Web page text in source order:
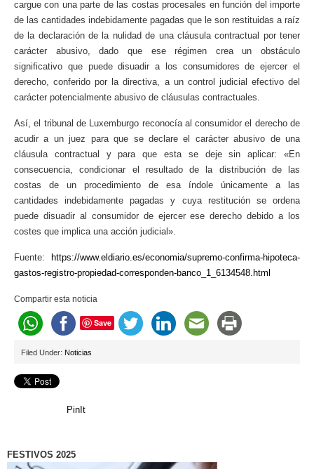
cargue con una parte de las costas procesales en función del importe
de las cantidades indebidamente pagadas que le son restituidas a raíz
de la declaración de la nulidad de una cláusula contractual por tener
carácter abusivo, dado que ese régimen crea un obstáculo
significativo que puede disuadir a los consumidores de ejercer el
derecho, conferido por la directiva, a un control judicial efectivo del
carácter potencialmente abusivo de cláusulas contractuales.
Así, el tribunal de Luxemburgo reconocía al consumidor el derecho de
acudir a un juez para que se declare el carácter abusivo de una
cláusula contractual y para que esta se deje sin aplicar: «En
consecuencia, condicionar el resultado de la distribución de las
costas de un procedimiento de esa índole únicamente a las
cantidades indebidamente pagadas y cuya restitución se ordena
puede disuadir al consumidor de ejercer ese derecho debido a los
costes que implica una acción judicial».
Fuente:
https://www.eldiario.es/economia/supremo-confirma-hipoteca-
gastos-registro-propiedad-corresponden-banco_1_6134548.html
Compartir esta noticia
Save
Filed Under: Noticias
PinIt
FESTIVOS 2025